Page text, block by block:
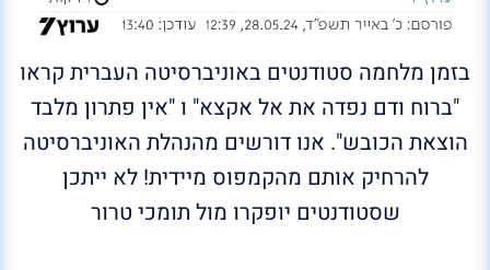
בזמן מלחמה סטודנטים באוניברסיטה העברית קראו
"ברוח ודם נפדה את אל אקצא" ו "אין פתרון מלבד
הוצאת הכובש". אנו דורשים מהנהלת האוניברסיטה
להרחיק אותם מהקמפוס מיידית! לא ייתכן
שסטודנטים יופקרו מול תומכי טרור